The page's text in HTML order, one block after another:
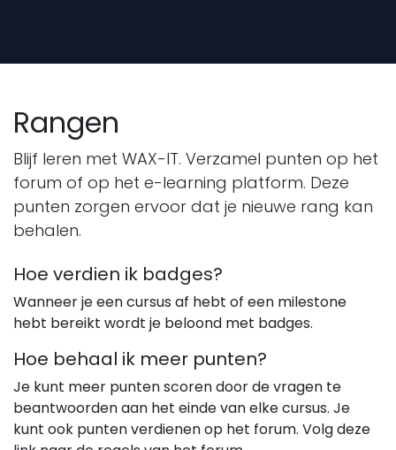
Rangen
Blijf leren met WAX-IT. Verzamel punten op het
forum of op het e-learning platform. Deze
punten zorgen ervoor dat je nieuwe rang kan
behalen.
Hoe verdien ik badges?
Wanneer je een cursus af hebt of een milestone
hebt bereikt wordt je beloond met badges.
Hoe behaal ik meer punten?
Je kunt meer punten scoren door de vragen te
beantwoorden aan het einde van elke cursus. Je
kunt ook punten verdienen op het forum. Volg deze